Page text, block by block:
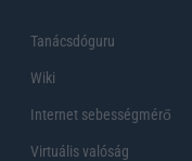
Tanácsdóguru
Wiki
Internet sebességmérő
Virtuális valóság